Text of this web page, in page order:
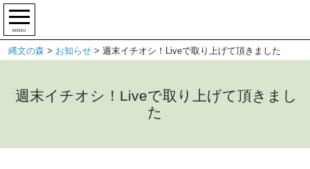
MENU
縄文の森 > お知らせ > 週末イチオシ！Liveで取り上げて頂きました
週末イチオシ！Liveで取り上げて頂きまし
た